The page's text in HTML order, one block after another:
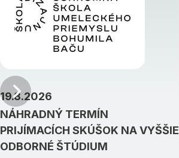
NÁHRADNÝ TERMÍN
PRIJÍMACÍCH SKÚŠOK NA VYŠŠIE
ODBORNÉ ŠTÚDIUM
19.8.2026Predchádzajúci